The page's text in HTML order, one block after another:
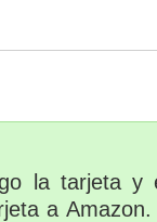
la tarjeta y
a